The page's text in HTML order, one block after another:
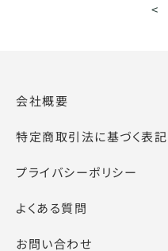
<
会社概要
特定商取引法に基づく表記
プライバシーポリシー
よくある質問
お問い合わせ